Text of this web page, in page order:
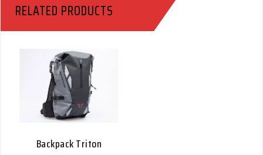
RELATED PRODUCTS
Backpack Triton